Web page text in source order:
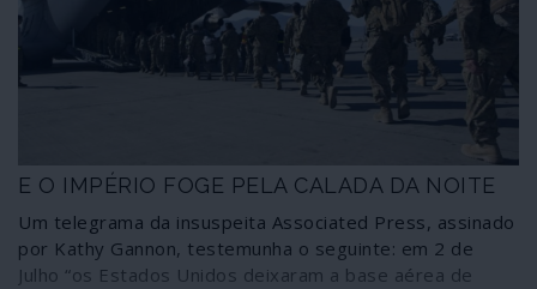
E O IMPÉRIO FOGE PELA CALADA DA NOITE
Um telegrama da insuspeita Associated Press, assinado
por Kathy Gannon, testemunha o seguinte: em 2 de
Julho “os Estados Unidos deixaram a base aérea de